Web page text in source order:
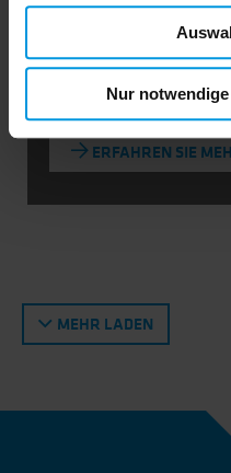
Nur
ERFAHREN SIE
MEHR LADEN